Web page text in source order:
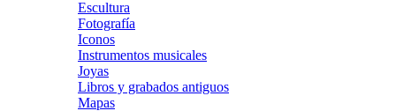
Escultura
Fotografía
Iconos
Instrumentos musicales
Joyas
Libros y grabados antiguos
Mapas